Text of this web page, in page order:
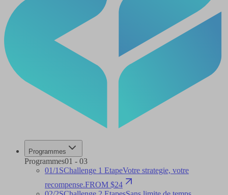
Programmes
Programmes01 - 03
01/1SChallenge 1 EtapeVotre strategie, votre
recompense.FROM $24